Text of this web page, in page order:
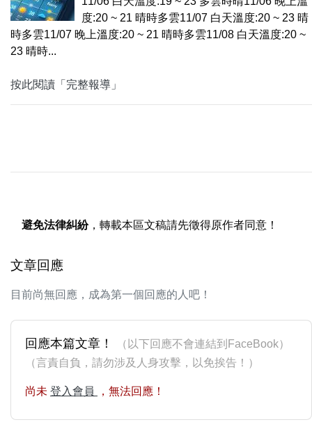
度:20 ~ 21 晴時多雲11/07 白天溫度:20 ~ 23 晴
時多雲11/07 晚上溫度:20 ~ 21 晴時多雲11/08 白天溫度:20 ~
23 晴時...
按此閱讀「完整報導」
避免法律糾紛，轉載本區文稿請先徵得原作者同意！
文章回應
目前尚無回應，成為第一個回應的人吧！
回應本篇文章！
（以下回應不會連結到FaceBook）
（言責自負，請勿涉及人身攻擊，以免挨告！）
尚未 登入會員 ，無法回應！